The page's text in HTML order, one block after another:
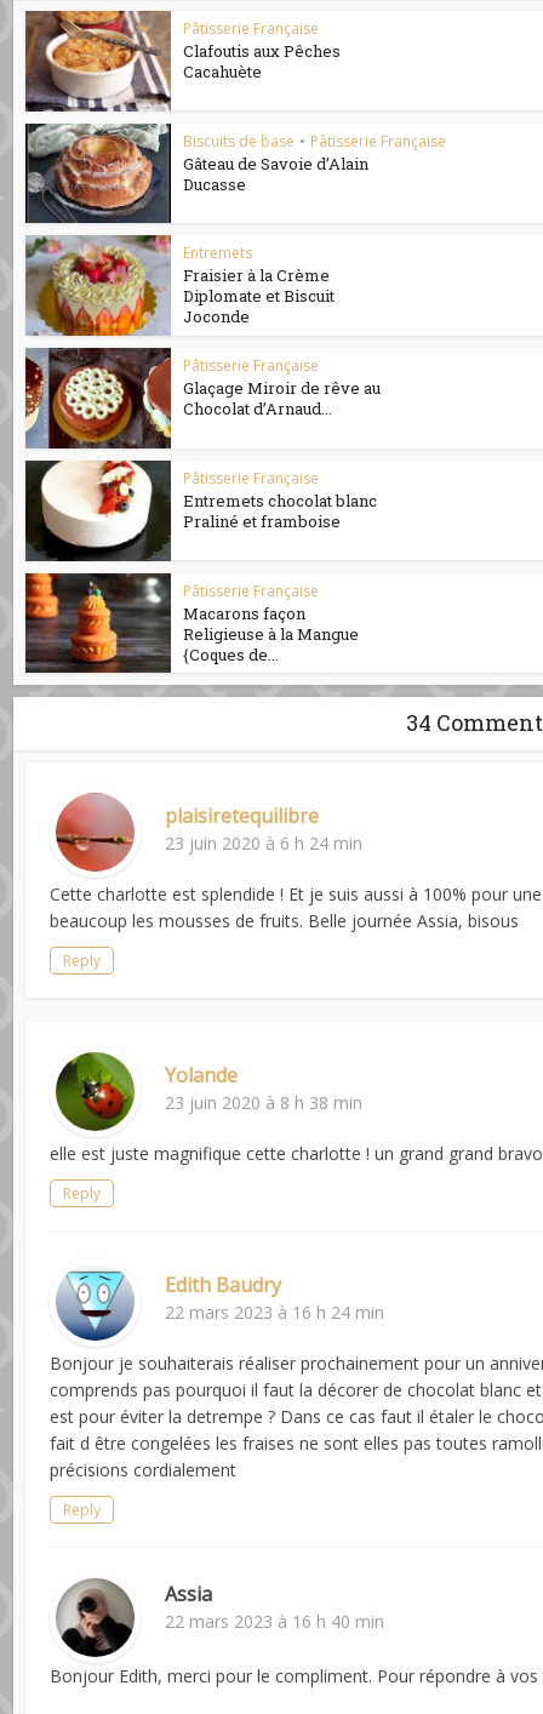
Pâtisserie Française
Clafoutis aux Pêches
Cacahuète
Biscuits de base • Pâtisserie Française
Gâteau de Savoie d’Alain
Ducasse
Entremets
Fraisier à la Crème
Diplomate et Biscuit
Joconde
Pâtisserie Française
Glaçage Miroir de rêve au
Chocolat d’Arnaud...
Pâtisserie Française
Entremets chocolat blanc
Praliné et framboise
Pâtisserie Française
Macarons façon
Religieuse à la Mangue
{Coques de...
34
plaisiretequilibre
23 juin 2020 à 6 h 24 min
Cette charlotte est splendide ! Et je suis aussi à 100% pour
beaucoup les mousses de fruits. Belle journée Assia, bisous
Reply
Yolande
23 juin 2020 à 8 h 38 min
elle est juste magnifique cette charlotte ! un grand grand
Reply
Edith Baudry
22 mars 2023 à 16 h 24 min
Bonjour je souhaiterais réaliser prochainement pour un
comprends pas pourquoi il faut la décorer de chocolat blanc
est pour éviter la detrempe ? Dans ce cas faut il étaler le
fait d être congelées les fraises ne sont elles pas toutes
précisions cordialement
Reply
Assia
22 mars 2023 à 16 h 40 min
Bonjour Edith, merci pour le compliment. Pour répondre à vos